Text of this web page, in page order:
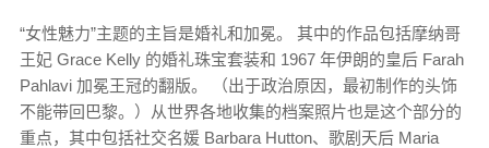
“女性魅力”主题的主旨是婚礼和加冕。 其中的作品包括摩纳哥
王妃 Grace Kelly 的婚礼珠宝套装和 1967 年伊朗的皇后 Farah
Pahlavi 加冕王冠的翻版。 （出于政治原因，最初制作的头饰
不能带回巴黎。）从世界各地收集的档案照片也是这个部分的
重点，其中包括社交名媛 Barbara Hutton、歌剧天后 Maria